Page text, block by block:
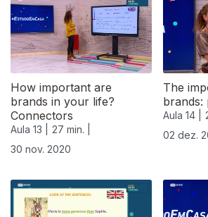
How important are
brands in your life?
Connectors
Aula 13 |
27 min. |
30 nov. 2020
The
brands:
Aula 14 |
02 dez.